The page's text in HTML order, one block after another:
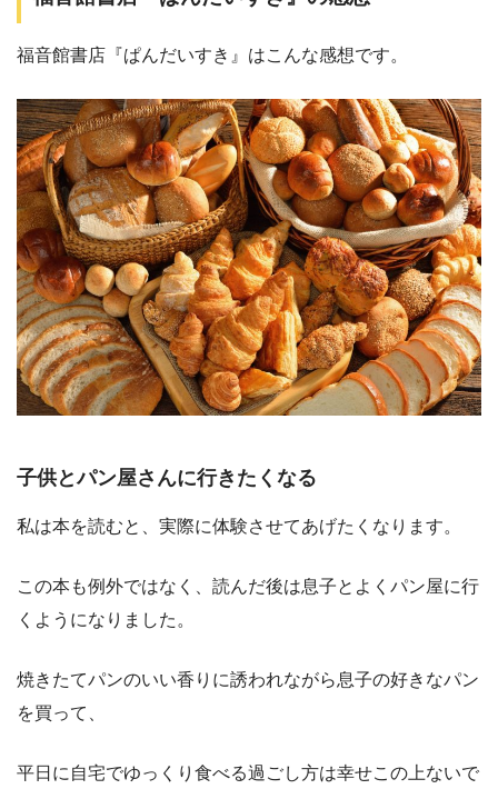
福音館書店『ぱんだいすき』はこんな感想です。
子供とパン屋さんに行きたくなる
私は本を読むと、実際に体験させてあげたくなります。
この本も例外ではなく、読んだ後は息子とよくパン屋に行
くようになりました。
焼きたてパンのいい香りに誘われながら息子の好きなパン
を買って、
平日に自宅でゆっくり食べる過ごし方は幸せこの上ないで